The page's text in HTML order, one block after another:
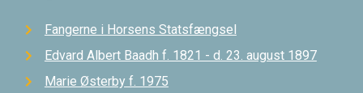
Fangerne i Horsens Statsfængsel
Edvard Albert Baadh f. 1821 - d. 23. august 1897
Marie Østerby f. 1975